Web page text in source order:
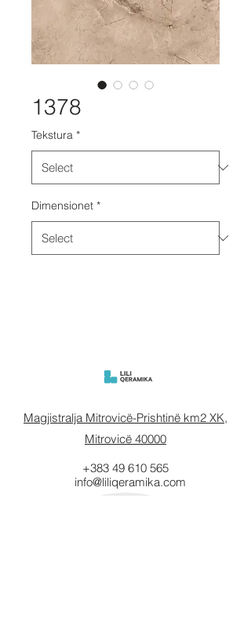
1378
Tekstura *
Dimensionet *
Magjistralja Mitrovicë-Prishtinë km2 XK,
Mitrovicë 40000
info@liliqeramika.com
+383 49 610 565